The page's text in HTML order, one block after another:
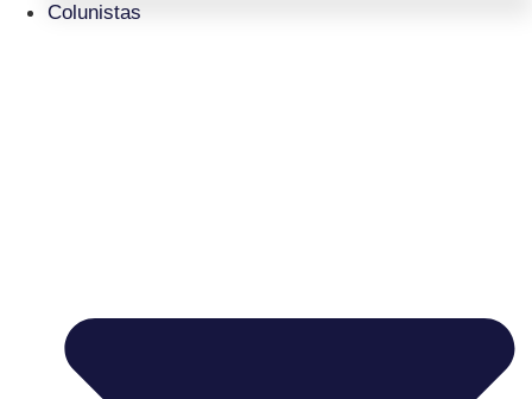
Colunistas